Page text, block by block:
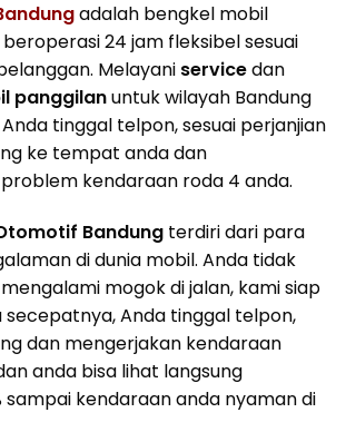
adalah bengkel mobil
24 jam fleksibel sesuai
Melayani servicedan
panggilanuntuk wilayah Bandung
tinggal telpon, sesuai perjanjian
ke tempat anda dan
kendaraan roda 4 anda.
Bandung terdiri dari para
di dunia mobil. Anda tidak
mogok di jalan, kami siap
secepatnya, Anda tinggal telpon,
dan mengerjakan kendaraan
anda bisa lihat langsung
sampai kendaraan anda nyaman di